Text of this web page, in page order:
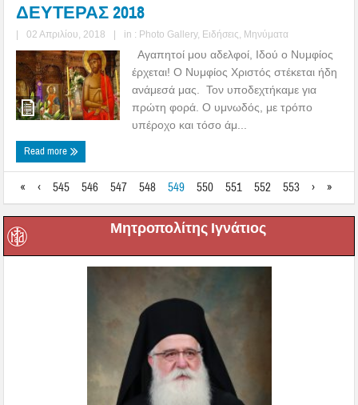
ΔΕΥΤΕΡΑΣ 2018
| 02 Απριλίου, 2018 | in : Photo Gallery, Ειδήσεις Μηνύματα
Αγαπητοί μου αδελφοί, Ιδού ο Νυμφίος
έρχεται! Ο Νυμφίος Χριστός στέκεται ήδη
ανάμεσά μας. Τον υποδεχτήκαμε για
πρώτη φορά. Ο υμνωδός, με τρόπο
υπέροχο και τόσο άμ...
Read more
« ‹ 545 546 547 548 549 550 551 552 553 › »
Μητροπολίτης Ιγνάτιος